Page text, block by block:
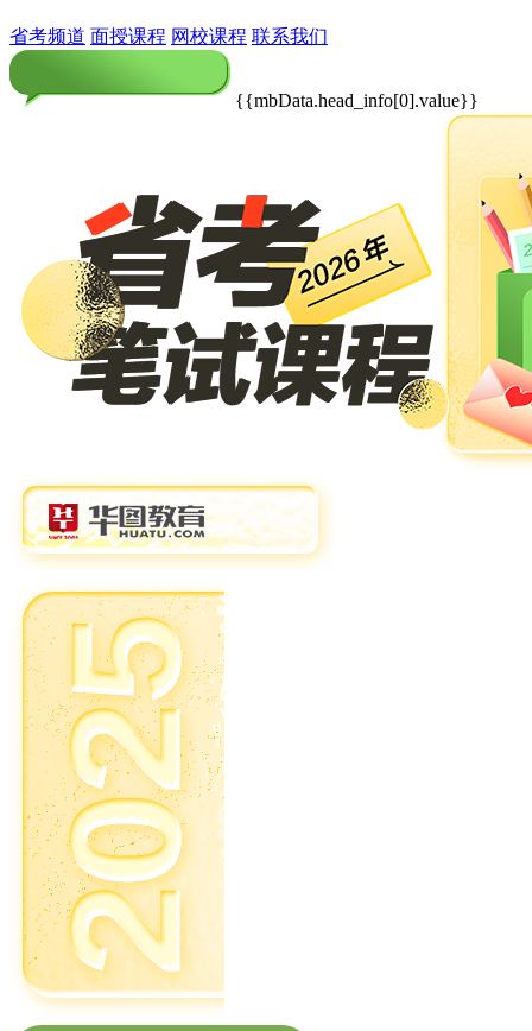
省考频道 面授课程 网校课程 联系我们
{{mbData.head_info[0].value}}